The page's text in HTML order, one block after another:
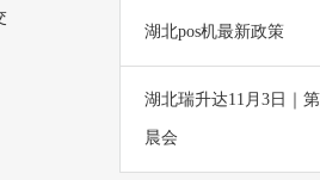
湖北pos机最新政策
湖北瑞升达11月3日｜
晨会